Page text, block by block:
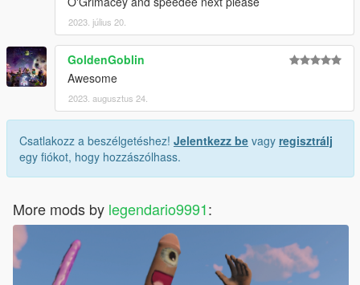
2023. július 20.
GoldenGoblin
Awesome
2023. augusztus 24.
Csatlakozz a beszélgetéshez! Jelentkezz be vagy regisztrálj
egy fiókot, hogy hozzászólhass.
More mods by legendario9991: